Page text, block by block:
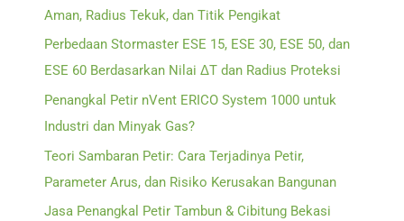
Aman, Radius Tekuk, dan Titik Pengikat
Perbedaan Stormaster ESE 15, ESE 30, ESE 50, dan
ESE 60 Berdasarkan Nilai ΔT dan Radius Proteksi
Penangkal Petir nVent ERICO System 1000 untuk
Industri dan Minyak Gas?
Teori Sambaran Petir: Cara Terjadinya Petir,
Parameter Arus, dan Risiko Kerusakan Bangunan
Jasa Penangkal Petir Tambun & Cibitung Bekasi